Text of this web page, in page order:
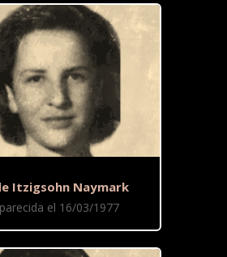
Itzigsohn Naymark
el 16/03/1977